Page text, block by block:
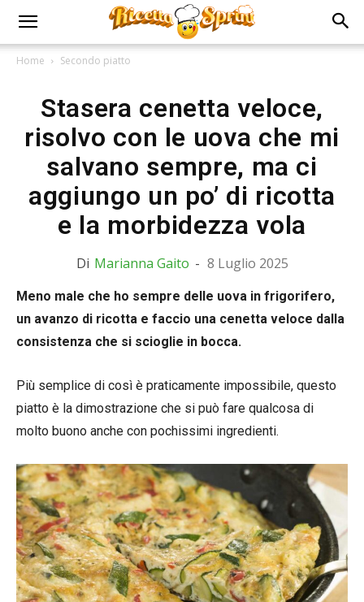
Home Secondo piatto
Stasera cenetta veloce,
risolvo con le uova che mi
salvano sempre, ma ci
aggiungo un po’ di ricotta
e la morbidezza vola
Di Marianna Gaito - 8 Luglio 2025
Meno male che ho sempre delle uova in frigorifero,
un avanzo di ricotta e faccio una cenetta veloce dalla
consistenza che si scioglie in bocca.
Più semplice di così è praticamente impossibile, questo
piatto è la dimostrazione che si può fare qualcosa di
molto buono anche con pochissimi ingredienti.